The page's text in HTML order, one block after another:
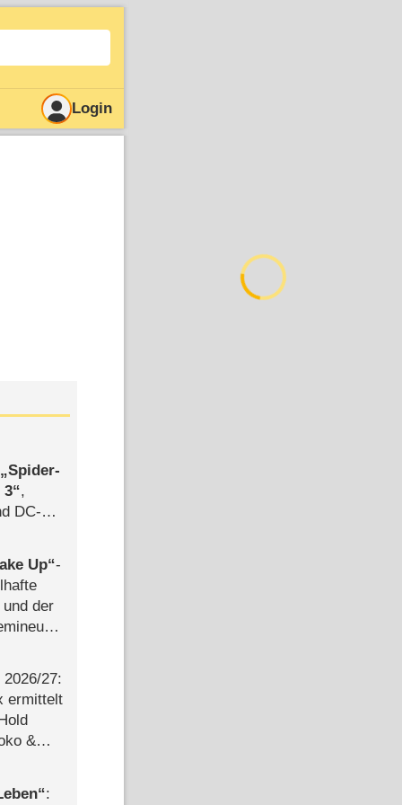
Login
Spider-
3 ,
DC-
Up -
der
​27:
ermittelt
&
: